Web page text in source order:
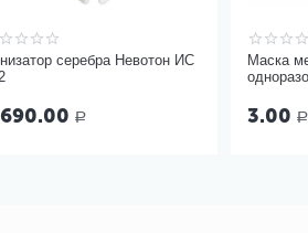
серебра Невотон ИС
Р
Маска
3.00 Р